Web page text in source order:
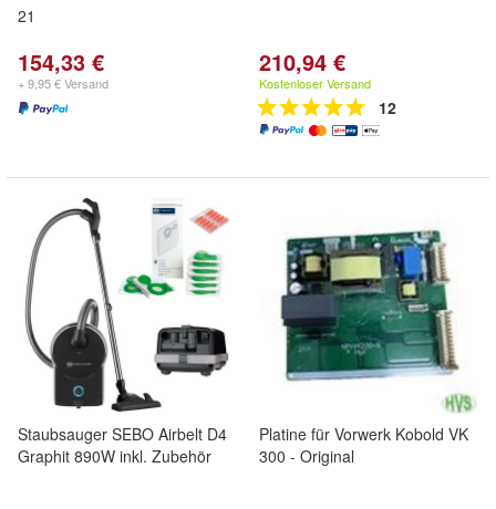
21
154,33 €
+ 9,95 € Versand
210,94 €
Kostenloser Versand
12
Staubsauger SEBO Airbelt D4
Graphit 890W inkl. Zubehör
Platine für Vorwerk Kobold VK
300 - Original